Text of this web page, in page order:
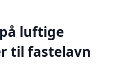
luftige
til fastelavn